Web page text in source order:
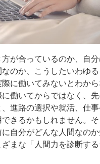
が合っているのか、自
のか、こうしたいわゆ
に働いてみないとわか
働いてからではなく、先
進路の選択や就活、仕
きるかもしれません。そ
自分がどんな人間なの
まな「人間力を診断す